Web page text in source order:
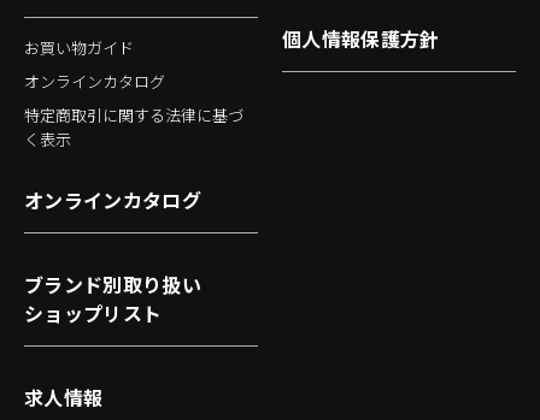
お買い物ガイド
オンラインカタログ
特定商取引に関する法律に基づ
く表示
個人情報保護方針
オンラインカタログ
ブランド別取り扱い
ショップリスト
求人情報